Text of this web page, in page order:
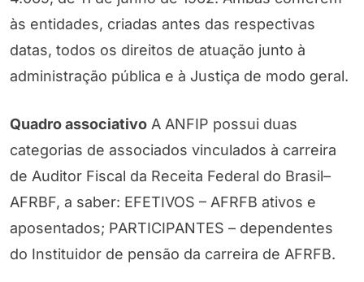
às entidades, criadas antes das respectivas
datas, todos os direitos de atuação junto à
administração pública e à Justiça de modo geral.
Quadro associativo A ANFIP possui duas
categorias de associados vinculados à carreira
de Auditor Fiscal da Receita Federal do Brasil–
AFRBF, a saber: EFETIVOS – AFRFB ativos e
aposentados; PARTICIPANTES – dependentes
do Instituidor de pensão da carreira de AFRFB.